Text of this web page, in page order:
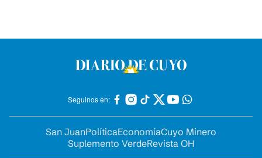
Seguinos en:
San JuanPolíticaEconomíaCuyo Minero
Suplemento VerdeRevista OH